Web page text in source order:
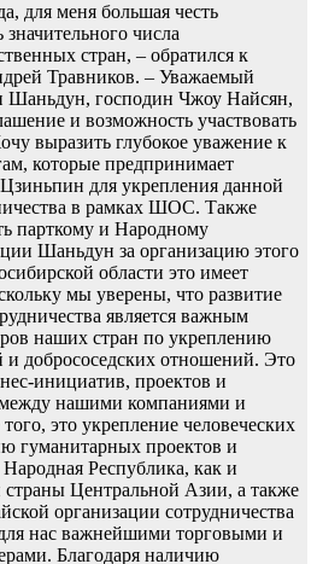
для меня большая честь
значительного числа
стран, – обратился к
Травников. – Уважаемый
Шаньдун, господин Чжоу Найсян,
и возможность участвовать
выразить глубокое уважение к
которые предпринимает
для укрепления данной
в рамках ШОС. Также
парткому и Народному
Шаньдун за организацию этого
области это имеет
мы уверены, что развитие
является важным
наших стран по укреплению
и добрососедских отношений. Это
инициатив, проектов и
нашими компаниями и
это укрепление человеческих
гуманитарных проектов и
Республика, как и
страны Центральной Азии, а также
организации сотрудничества
нас важнейшими торговыми и
Благодаря наличию